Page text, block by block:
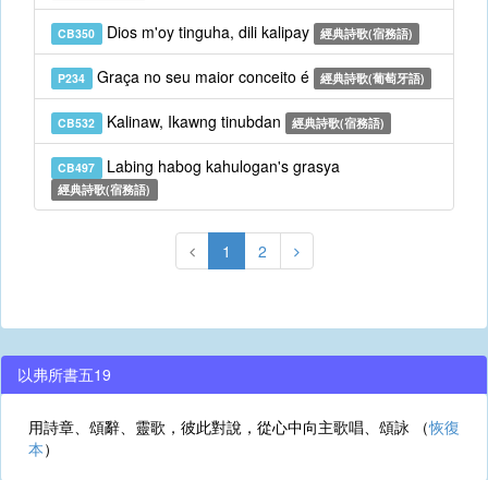
CB350 Dios m'oy tinguha, dili kalipay 經典詩歌(宿務語)
P234 Graça no seu maior conceito é 經典詩歌(葡萄牙語)
CB532 Kalinaw, Ikawng tinubdan 經典詩歌(宿務語)
CB497 Labing habog kahulogan's grasya
經典詩歌(宿務語)
1 2
以弗所書五19
用詩章、頌辭、靈歌，彼此對說，從心中向主歌唱、頌詠 （恢復
本）